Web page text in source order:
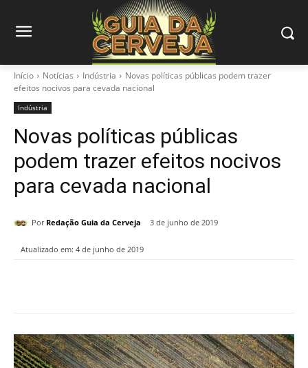
Início Notícias Indústria
Novas políticas públicas podem trazer
efeitos nocivos para cevada nacional
Indústria
Novas políticas públicas
podem trazer efeitos nocivos
para cevada nacional
Por Redação Guia da Cerveja 3 de junho de 2019
Atualizado em: 4 de junho de 2019